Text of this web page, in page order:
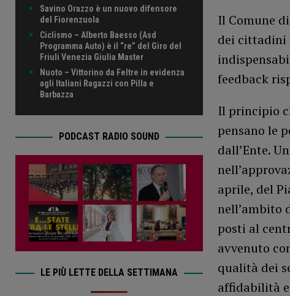
Il Comune
dei cittadini
feedback
Il principio
pensano le
dall’Ente.
aprile, del
nell’ambito
posti al
avvenuto
qualità dei
affidabilità
Savino Orazzo è un nuovo difensore
del Fiorenzuola
Ciclismo – Alberto Baesso (Asd
Programma Auto) è il “re” del Giro del
Friuli Venezia Giulia Master
Nuoto – Vittorino da Feltre in evidenza
agli Italiani Ragazzi con Pilla e
Barbazza
PODCAST RADIO SOUND
LE PIÙ LETTE DELLA SETTIMANA